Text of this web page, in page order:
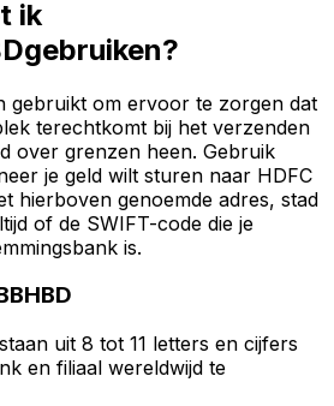
ik
gebruikt om ervoor te zorgen dat
terechtkomt bij het verzenden
over grenzen heen. Gebruik
je geld wilt sturen naar HDFC
hierboven genoemde adres, stad
of de SWIFT-code die je
is.
uit 8 tot 11 letters en cijfers
en filiaal wereldwijd te